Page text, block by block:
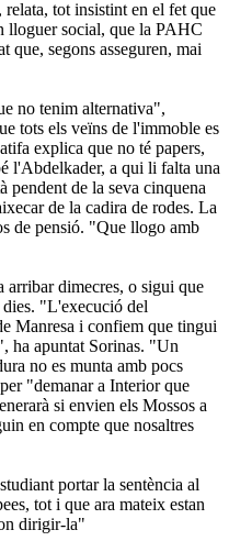
tot insistint en el fet que
lloguer social, que la PAHC
que, segons asseguren, mai
no tenim alternativa",
tots els veïns de l'immoble es
explica que no té papers,
l'Abdelkader, a qui li falta una
pendent de la seva cinquena
de la cadira de rodes. La
de pensió. "Que llogo amb
dimecres, o sigui que
dies. "L'execució del
Manresa i confiem que tingui
ha apuntat Sorinas. "Un
no es munta amb pocs
"demanar a Interior que
si envien els Mossos a
en compte que nosaltres
portar la sentència al
tot i que ara mateix estan
dirigir-la"